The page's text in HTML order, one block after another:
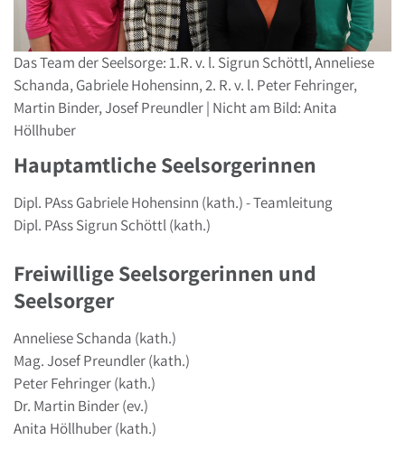
Das Team der Seelsorge: 1.R. v. l. Sigrun Schöttl, Anneliese
Schanda, Gabriele Hohensinn, 2. R. v. l. Peter Fehringer,
Martin Binder, Josef Preundler | Nicht am Bild: Anita
Höllhuber
Hauptamtliche Seelsorgerinnen
Dipl. PAss Gabriele Hohensinn (kath.) - Teamleitung
Dipl. PAss Sigrun Schöttl (kath.)
Freiwillige Seelsorgerinnen und
Seelsorger
Anneliese Schanda (kath.)
Mag. Josef Preundler (kath.)
Peter Fehringer (kath.)
Dr. Martin Binder (ev.)
Anita Höllhuber (kath.)